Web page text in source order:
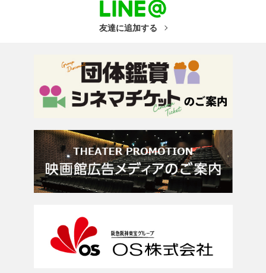
友達に追加する